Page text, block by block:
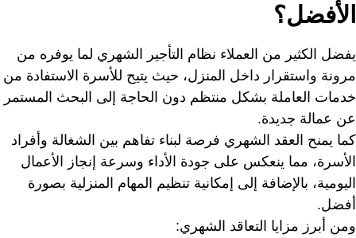
الأفضل؟
يفضل الكثير من العملاء نظام التأجير الشهري لما يوفره من
مرونة واستقرار داخل المنزل، حيث يتيح للأسرة الاستفادة من
خدمات العاملة بشكل منتظم دون الحاجة إلى البحث المستمر
عن عمالة جديدة.
كما يمنح العقد الشهري فرصة لبناء تفاهم بين الشغالة وأفراد
الأسرة، مما ينعكس على جودة الأداء وسرعة إنجاز الأعمال
اليومية، بالإضافة إلى إمكانية تنظيم المهام المنزلية بصورة
أفضل.
ومن أبرز مزايا التعاقد الشهري: